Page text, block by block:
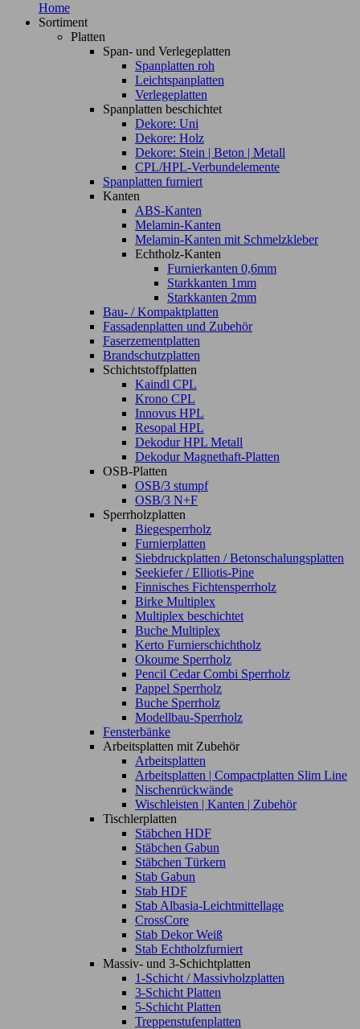
Home
Sortiment
Platten
Span- und Verlegeplatten
Spanplatten roh
Leichtspanplatten
Verlegeplatten
Spanplatten beschichtet
Dekore: Uni
Dekore: Holz
Dekore: Stein | Beton | Metall
CPL/HPL-Verbundelemente
Spanplatten furniert
Kanten
ABS-Kanten
Melamin-Kanten
Melamin-Kanten mit Schmelzkleber
Echtholz-Kanten
Furnierkanten 0,6mm
Starkkanten 1mm
Starkkanten 2mm
Bau- / Kompaktplatten
Fassadenplatten und Zubehör
Faserzementplatten
Brandschutzplatten
Schichtstoffplatten
Kaindl CPL
Krono CPL
Innovus HPL
Resopal HPL
Dekodur HPL Metall
Dekodur Magnethaft-Platten
OSB-Platten
OSB/3 stumpf
OSB/3 N+F
Sperrholzplatten
Biegesperrholz
Furnierplatten
Siebdruckplatten / Betonschalungsplatten
Seekiefer / Elliotis-Pine
Finnisches Fichtensperrholz
Birke Multiplex
Multiplex beschichtet
Buche Multiplex
Kerto Furnierschichtholz
Okoume Sperrholz
Pencil Cedar Combi Sperrholz
Pappel Sperrholz
Buche Sperrholz
Modellbau-Sperrholz
Fensterbänke
Arbeitsplatten mit Zubehör
Arbeitsplatten
Arbeitsplatten | Compactplatten Slim Line
Nischenrückwände
Wischleisten | Kanten | Zubehör
Tischlerplatten
Stäbchen HDF
Stäbchen Gabun
Stäbchen Türkern
Stab Gabun
Stab HDF
Stab Albasia-Leichtmittellage
CrossCore
Stab Dekor Weiß
Stab Echtholzfurniert
Massiv- und 3-Schichtplatten
1-Schicht / Massivholzplatten
3-Schicht Platten
5-Schicht Platten
Treppenstufenplatten